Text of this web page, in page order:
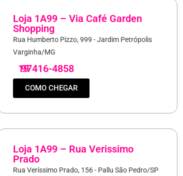
Loja 1A99 – Via Café Garden
Shopping
Rua Humberto Pizzo, 999 - Jardim Petrópolis
Varginha/MG
19
97416-4858
COMO CHEGAR
Loja 1A99 – Rua Verissimo
Prado
Rua Veríssimo Prado, 156 - Pallu São Pedro/SP